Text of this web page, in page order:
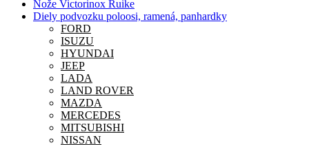
Nože Victorinox Ruike
Diely podvozku poloosi, ramená, panhardky
FORD
ISUZU
HYUNDAI
JEEP
LADA
LAND ROVER
MAZDA
MERCEDES
MITSUBISHI
NISSAN